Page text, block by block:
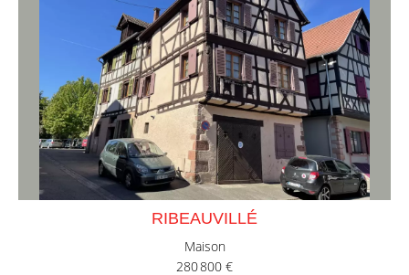
RIBEAUVILLÉ
Maison
280 800 €